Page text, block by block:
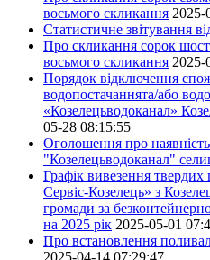
восьмого скликання 2025-
Статистичне звітування
Про скликання сорок
восьмого скликання 2025-
Порядок відключення
водопостачаннята/або
«Козелецьводоканал»
05-28 08:15:55
Оголошення про
"Козелецьводоканал"
Графік вивезення
Сервіс-Козелець» з
громади за
на 2025 рік 2025-05-01
Про встановлення